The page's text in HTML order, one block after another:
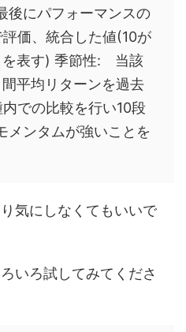
後にパフォーマンスの
価、統合した値(10が
を表す) 季節性: 当該
平均リターンを過去
での比較を行い10段
メンタムが強いことを
気にしなくてもいいで
いろ試してみてくださ